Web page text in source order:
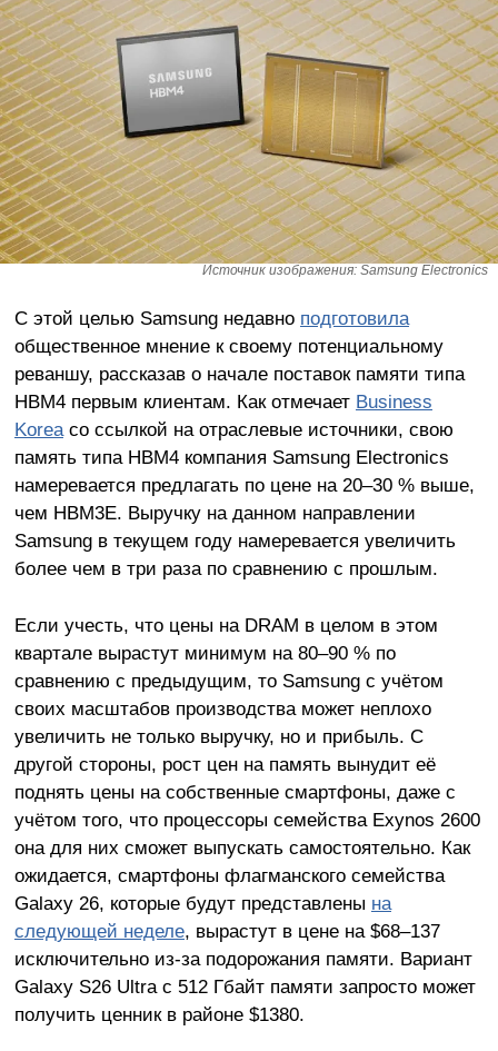
Источник изображения: Samsung Electronics
С этой целью Samsung недавно подготовила
общественное мнение к своему потенциальному
реваншу, рассказав о начале поставок памяти типа
HBM4 первым клиентам. Как отмечает Business
Koreaсо ссылкой на отраслевые источники, свою
память типа HBM4 компания Samsung Electronics
намеревается предлагать по цене на 20–30 % выше,
чем HBM3E. Выручку на данном направлении
Samsung в текущем году намеревается увеличить
более чем в три раза по сравнению с прошлым.
Если учесть, что цены на DRAM в целом в этом
квартале вырастут минимум на 80–90 % по
сравнению с предыдущим, то Samsung с учётом
своих масштабов производства может неплохо
увеличить не только выручку, но и прибыль. С
другой стороны, рост цен на память вынудит её
поднять цены на собственные смартфоны, даже с
учётом того, что процессоры семейства Exynos 2600
она для них сможет выпускать самостоятельно. Как
ожидается, смартфоны флагманского семейства
Galaxy 26, которые будут представлены на
следующей неделе, вырастут в цене на $68–137
исключительно из-за подорожания памяти. Вариант
Galaxy S26 Ultra с 512 Гбайт памяти запросто может
получить ценник в районе $1380.